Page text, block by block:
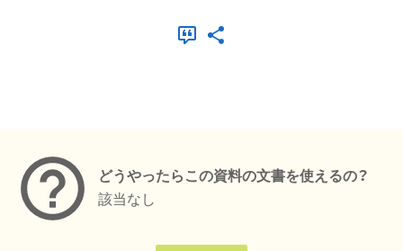
どうやったらこの資料の文書を使えるの？
該当なし